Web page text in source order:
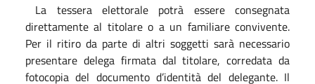
La tessera elettorale potrà essere consegnata
direttamente al titolare o a un familiare convivente.
Per il ritiro da parte di altri soggetti sarà necessario
presentare delega firmata dal titolare, corredata da
fotocopia del documento d’identità del delegante. Il